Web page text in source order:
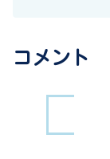
コメント